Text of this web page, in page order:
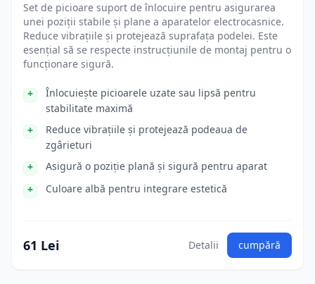
Set de picioare suport de înlocuire pentru asigurarea
unei poziții stabile și plane a aparatelor electrocasnice.
Reduce vibrațiile și protejează suprafața podelei. Este
esențial să se respecte instrucțiunile de montaj pentru o
funcționare sigură.
Înlocuiește picioarele uzate sau lipsă pentru
stabilitate maximă
Reduce vibrațiile și protejează podeaua de
zgârieturi
Asigură o poziție plană și sigură pentru aparat
Culoare albă pentru integrare estetică
61 Lei Detalii cumpără